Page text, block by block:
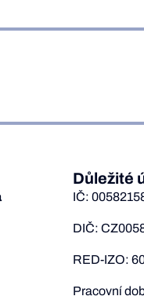
Důležité
IČ:
DIČ:
RED-IZO:
Pracovní